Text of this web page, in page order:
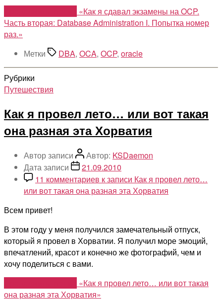
«Как я сдавал экзамены на OCP.
Часть вторая: Database Administration I. Попытка номер
раз.»
Метки
DBA, OCA, OCP, oracle
Рубрики
Путешествия
Как я провел лето… или вот такая
она разная эта Хорватия
Автор записи Автор: KSDaemon
Дата записи
21.09.2010
11 комментариев к записи Как я провел лето…
или вот такая она разная эта Хорватия
Всем привет!
В этом году у меня получился замечательный отпуск,
который я провел в Хорватии. Я получил море эмоций,
впечатлений, красот и конечно же фотографий, чем и
хочу поделиться с вами.
«Как я провел лето… или вот такая
она разная эта Хорватия»